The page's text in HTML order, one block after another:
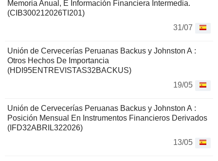
Memoria Anual, E Información Financiera Intermedia.
(CIB300212026TI201)
31/07
Unión de Cervecerías Peruanas Backus y Johnston A :
Otros Hechos De Importancia
(HDI95ENTREVISTAS32BACKUS)
19/05
Unión de Cervecerías Peruanas Backus y Johnston A :
Posición Mensual En Instrumentos Financieros Derivados
(IFD32ABRIL322026)
13/05